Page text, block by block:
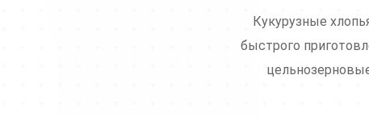
Кукурузные
быстрого